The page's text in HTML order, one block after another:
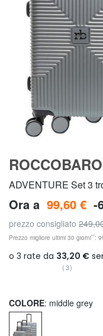
ADVENTURE Set 3
Ora a 99,60 € -
prezzo consigliato
Prezzo migliore ultimi 30 giorni**:
(3)
COLORE: middle grey